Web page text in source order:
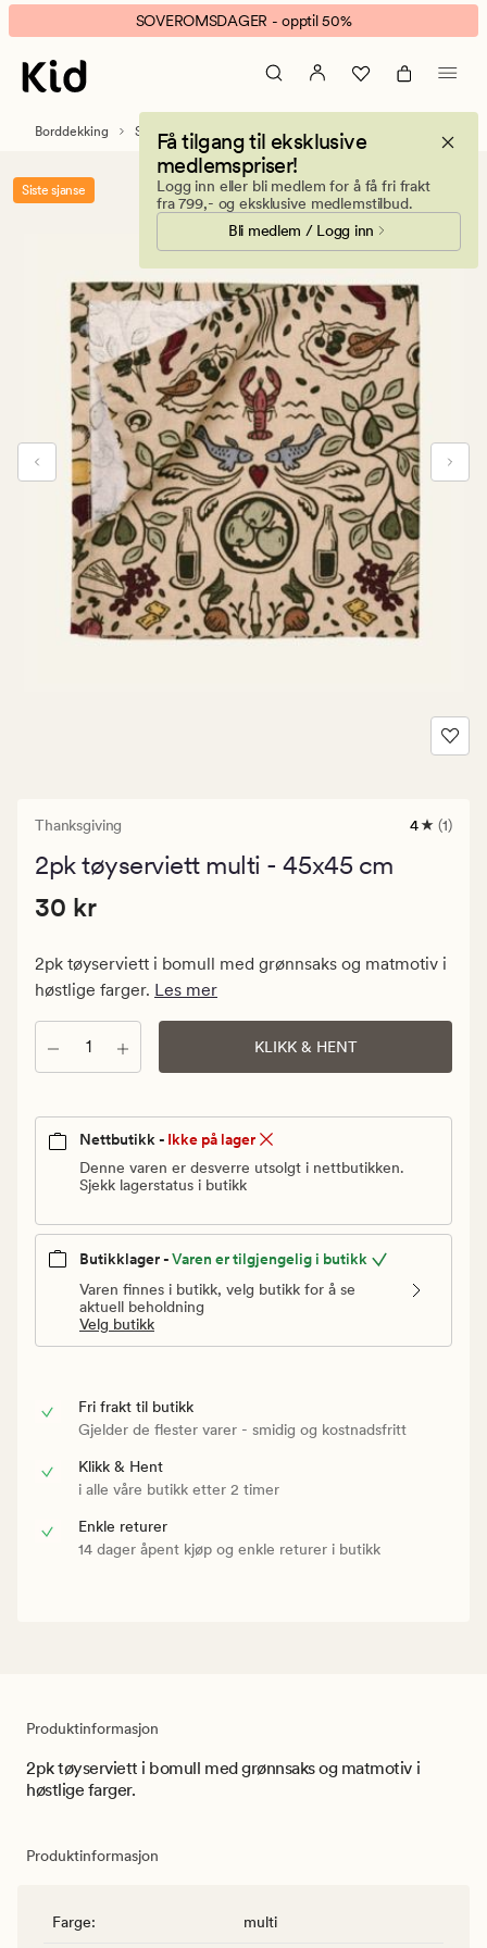
Thanksgiving
2pk
tøyserviett
multi
banner.
Klikk
ESCAPE
pause.
SOVEROMSDAGER - opptil 50%
Få tilgang til eksklusive
medlemspriser!
Logg inn eller bli medlem for å få fri frakt
fra 799,- og eksklusive medlemstilbud.
Bli medlem / Logg inn
Borddekking Servietter Tøyservietter
Siste sjanse
Thanksgiving
1
4 (1)
2pk tøyserviett multi - 45x45 cm
Pris
Vanlig
30
kr
Pris 30 kr
30 kr
2pk tøyserviett i bomull med grønnsaks og matmotiv i
høstlige farger. Les mer
Antall KLIKK & HENT
Nettbutikk - Ikke på lager
Denne varen er desverre utsolgt i nettbutikken.
Sjekk lagerstatus i butikk
Butikklager -Varen er tilgjengelig i butikk
Varen finnes i butikk, velg butikk for å se
aktuell beholdning
Velg butikk
Fri frakt til butikk
Gjelder de flester varer - smidig og kostnadsfritt
Klikk & Hent
i alle våre butikk etter 2 timer
Enkle returer
14 dager åpent kjøp og enkle returer i butikk
Produktinformasjon
2pk tøyserviett i bomull med grønnsaks og matmotiv i
høstlige farger.
Produktinformasjon
Farge: multi